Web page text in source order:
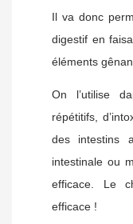
Il va donc
digestif en
éléments
On l’utilise
répétitifs,
des intestins
intestinale ou
efficace. Le
efficace !